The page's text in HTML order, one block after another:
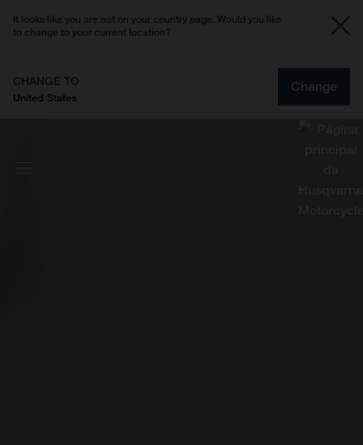
It looks like you are not on your country page. Would you like
to change to your current location?
CHANGE TO
United States
Change